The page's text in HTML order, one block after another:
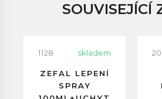
SOUVISEJÍCÍ
1128 skladem
ZEFAL LEPENÍ
SPRAY